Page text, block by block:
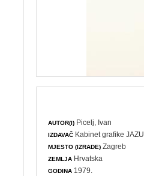
AUTOR(I) Picelj, Ivan
IZDAVAČ Kabinet grafike JAZU
MJESTO (IZRADE) Zagreb
ZEMLJA Hrvatska
GODINA 1979.